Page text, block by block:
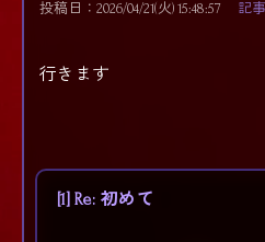
投稿日：2026/04/21(火) 15:48:57
記
行きます
[1] Re: 初めて